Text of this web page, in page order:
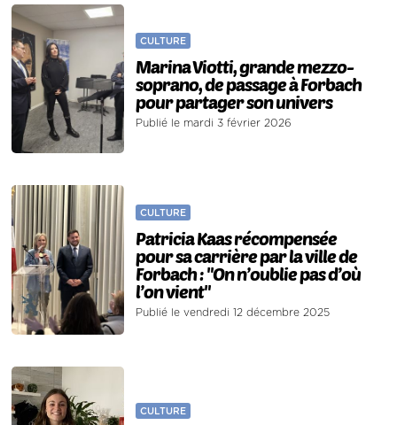
CULTURE
Marina Viotti, grande mezzo-
soprano, de passage à Forbach
pour partager son univers
Publié le mardi 3 février 2026
CULTURE
Patricia Kaas récompensée
pour sa carrière par la ville de
Forbach : "On n’oublie pas d’où
l’on vient"
Publié le vendredi 12 décembre 2025
CULTURE